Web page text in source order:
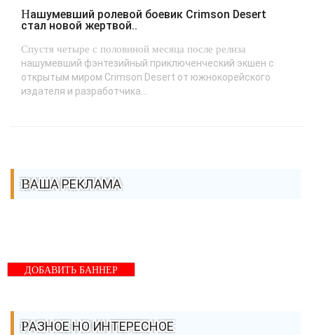
Нашумевший ролевой боевик Crimson Desert
стал новой жертвой..
Спустя четыре с половиной месяца после релиза
нашумевший фэнтезийный приключенческий экшен с
открытым миром Crimson Desert от южнокорейского
издателя и разработчика...
ВАША РЕКЛАМА
ДОБАВИТЬ БАННЕР
РАЗНОЕ НО ИНТЕРЕСНОЕ